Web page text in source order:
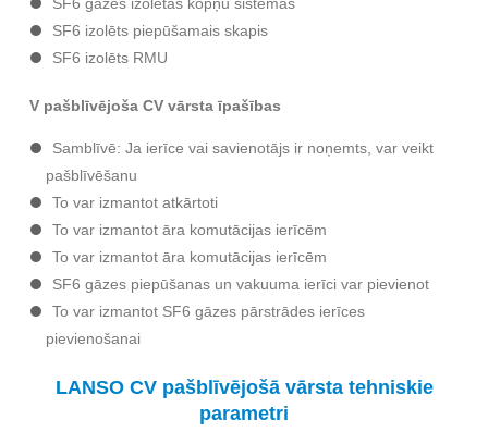
SF6 izolēts piepūšamais skapis
SF6 izolēts RMU
V pašblīvējoša CV vārsta īpašības
Samblīvē: Ja ierīce vai savienotājs ir noņemts, var veikt
pašblīvēšanu
To var izmantot atkārtoti
To var izmantot āra komutācijas ierīcēm
To var izmantot āra komutācijas ierīcēm
SF6 gāzes piepūšanas un vakuuma ierīci var pievienot
To var izmantot SF6 gāzes pārstrādes ierīces
pievienošanai
LANSO CV pašblīvējošā vārsta tehniskie
parametri